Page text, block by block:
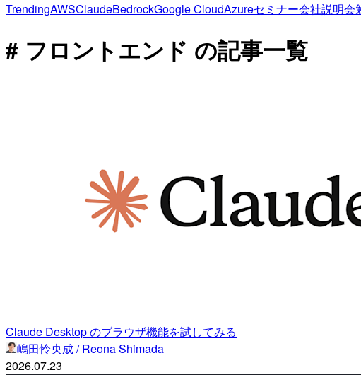
TrendingAWSClaudeBedrockGoogle CloudAzureセミナー会社説明会
# フロントエンド の記事一覧
Claude Desktop のブラウザ機能を試してみる
嶋田怜央成 / Reona Shimada
2026.07.23